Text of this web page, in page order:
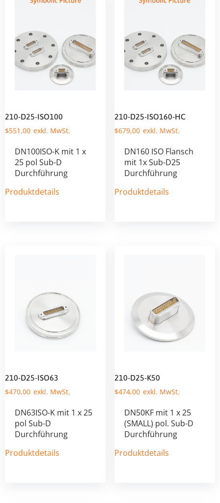
210-D25-ISO100
$551,00
DN100ISO-K mit 1 x
25 pol Sub-D
Durchführung
Produktdetails
210-D25-ISO160-HC
$679,00
DN160 ISO Flansch
mit 1x Sub-D25
Durchführung
Produktdetails
210-D25-ISO63
$470,00
DN63ISO-K mit 1 x 25
pol Sub-D
Durchführung
Produktdetails
210-D25-K50
$474,00
DN50KF mit 1 x 25
(SMALL) pol. Sub-D
Durchführung
Produktdetails